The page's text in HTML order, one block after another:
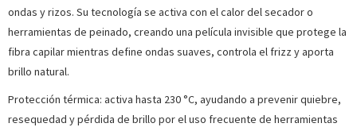
ondas y rizos. Su tecnología se activa con el calor del secador o
herramientas de peinado, creando una película invisible que protege la
fibra capilar mientras define ondas suaves, controla el frizz y aporta
brillo natural.
Protección térmica: activa hasta 230 °C, ayudando a prevenir quiebre,
resequedad y pérdida de brillo por el uso frecuente de herramientas